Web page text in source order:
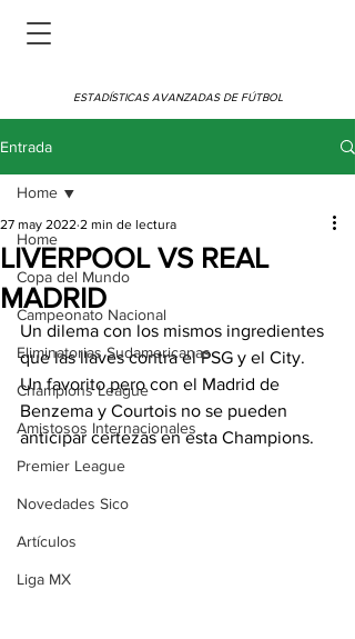
ESTADÍSTICAS AVANZADAS DE FÚTBOL
Entrada
Home
Copa del Mundo
Campeonato Nacional
Eliminatorias Sudamericanas
Champions League
Amistosos Internacionales
Premier League
Novedades Sico
Artículos
Liga MX
Home
LIVERPOOL VS REAL
MADRID
27 may 2022 2 min de lectura
Un dilema con los mismos ingredientes
que las llaves contra el PSG y el City.
Un favorito pero con el Madrid de
Benzema y Courtois no se pueden
anticipar certezas en esta Champions.